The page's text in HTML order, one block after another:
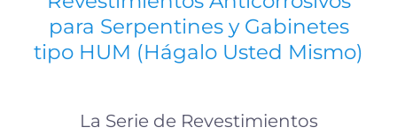
para Serpentines y Gabinetes
tipo HUM (Hágalo Usted Mismo)
La Serie de Revestimientos